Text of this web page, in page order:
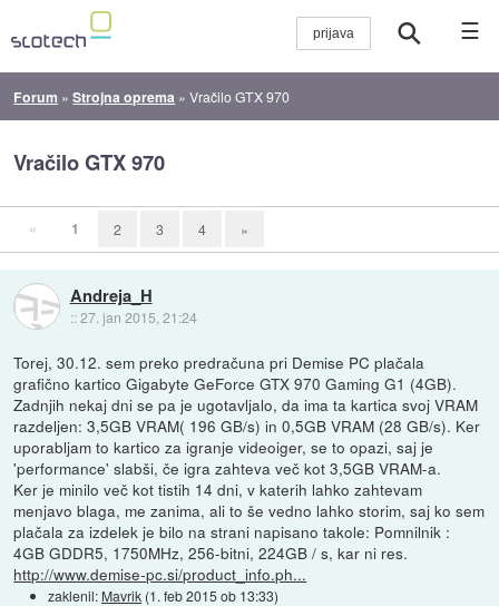
☰
Forum »Strojna oprema »Vračilo GTX 970
Vračilo GTX 970
« 1 2 3 4 »
Andreja_H
::27. jan 2015, 21:24
Torej, 30.12. sem preko predračuna pri Demise PC plačala
grafično kartico Gigabyte GeForce GTX 970 Gaming G1 (4GB).
Zadnjih nekaj dni se pa je ugotavljalo, da ima ta kartica svoj VRAM
razdeljen: 3,5GB VRAM( 196 GB/s) in 0,5GB VRAM (28 GB/s). Ker
uporabljam to kartico za igranje videoiger, se to opazi, saj je
'performance' slabši, če igra zahteva več kot 3,5GB VRAM-a.
Ker je minilo več kot tistih 14 dni, v katerih lahko zahtevam
menjavo blaga, me zanima, ali to še vedno lahko storim, saj ko sem
plačala za izdelek je bilo na strani napisano takole: Pomnilnik :
4GB GDDR5, 1750MHz, 256-bitni, 224GB / s, kar ni res.
http://www.demise-pc.si/product_info.ph...
zaklenil: Mavrik (1. feb 2015 ob 13:33)